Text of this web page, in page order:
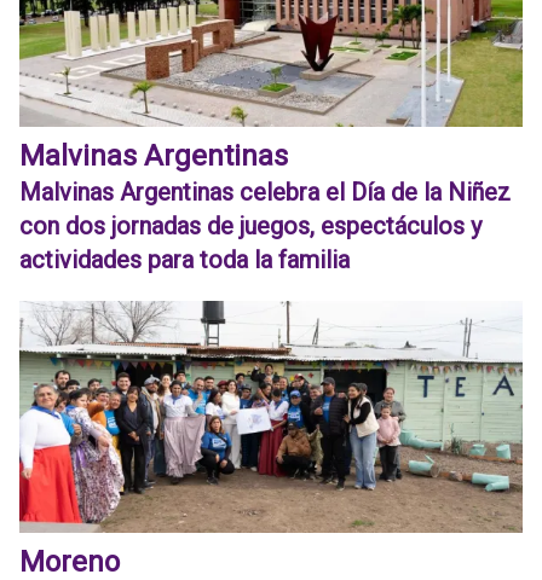
Malvinas Argentinas
Malvinas Argentinas celebra el Día de la Niñez
con dos jornadas de juegos, espectáculos y
actividades para toda la familia
Moreno